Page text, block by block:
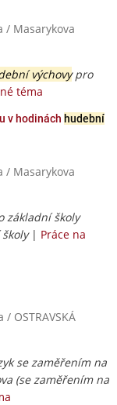
/ Masarykova
výchovypro
téma
v hodinách hudební
/ Masarykova
základní školy
| Práce na
OSTRAVSKÁ
se zaměřením na
(se zaměřením na